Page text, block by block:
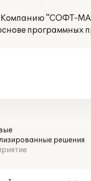
Компанию "СОФТ-
программных
решения